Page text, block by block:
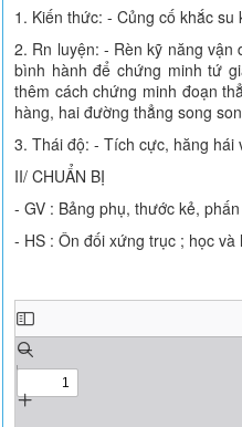
1. Kiến thức: - Củng cố khắc
2. Rn luyện: - Rèn kỹ năng
bình hành để chứng minh tứ
thêm cách chứng minh đoạn
hàng, hai đường thẳng song
3. Thái độ: - Tích cực, hăng hái
II/ CHUẨN BỊ
- GV : Bảng phụ, thước kẻ,
- HS : Ôn đối xứng trục ; học và